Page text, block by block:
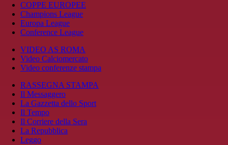
COPPE EUROPEE
Champions League
Europa League
Conference League
VIDEO AS ROMA
Video Calciomercato
Video conferenze stampa
RASSEGNA STAMPA
Il Messaggero
La Gazzetta dello Sport
Il Tempo
Il Corriere della Sera
La Repubblica
Leggo